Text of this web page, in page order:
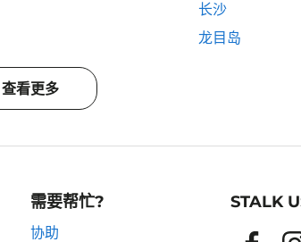
长沙
龙目岛
查看更多
需要帮忙?
协助
STALK